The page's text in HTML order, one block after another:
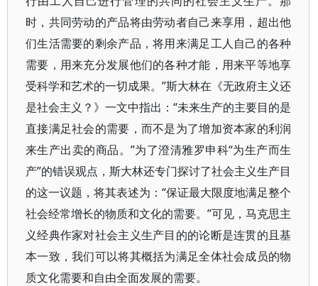
时，共同劳动的产品将由劳动者自己来享用，超出他
们生活需要的剩余产品，将用来满足工人自己的各种
需要，用来充分发展他们的各种才能，用来平等地享
受科学和艺术的一切成果。”斯大林在《无政府主义还
是社会主义？》一文中指出：“未来生产的主要目的是
直接满足社会的需要，而不是为了增加资本家的利润
来生产出卖的商品。”为了澄清雅罗申科“为生产而生
产”的错误观点，斯大林还专门探讨了社会主义生产目
的这一议题，将其表述为：“保证最大限度地满足整个
社会经常增长的物质和文化的需要。”可见，马克思主
义经典作家对社会主义生产目的的论断是连贯的且基
本一致，我们可以将其概括为满足全体社会成员的物
质文化需要和自由全面发展的需要。